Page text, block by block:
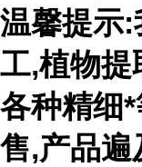
温馨提示
工,植物提
各种精细
售,产品遍